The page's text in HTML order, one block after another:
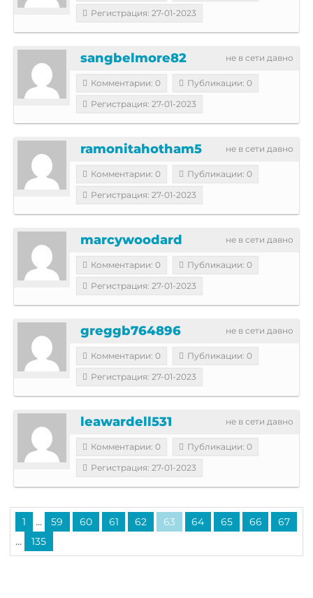
Регистрация: 27-01-2023
не в сети давно
sangbelmore82
Комментарии: 0
Публикации: 0
Регистрация: 27-01-2023
не в сети давно
ramonitahotham5
Комментарии: 0
Публикации: 0
Регистрация: 27-01-2023
не в сети давно
marcywoodard
Комментарии: 0
Публикации: 0
Регистрация: 27-01-2023
не в сети давно
greggb764896
Комментарии: 0
Публикации: 0
Регистрация: 27-01-2023
не в сети давно
leawardell531
Комментарии: 0
Публикации: 0
Регистрация: 27-01-2023
1 ... 59 60 61 62 63 64 65 66 67
... 135